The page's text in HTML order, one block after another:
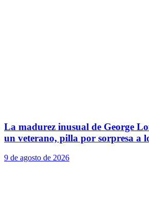
La madurez inusual de George
un veterano, pilla por sorpresa a
9 de agosto de 2026